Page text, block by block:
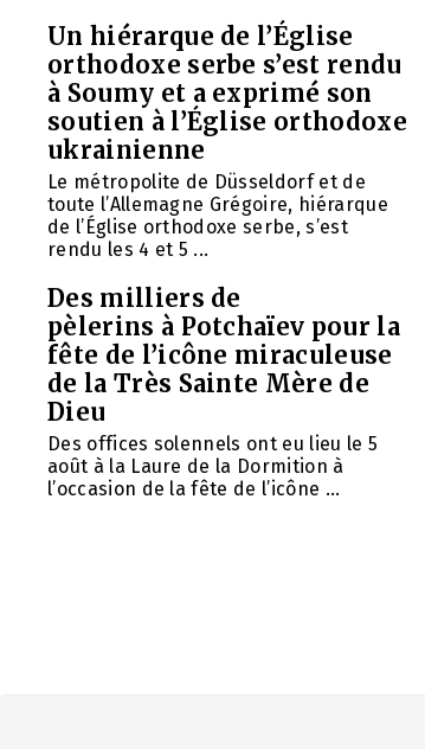
Un hiérarque de l’Église
orthodoxe serbe s’est rendu
à Soumy et a exprimé son
soutien à l’Église orthodoxe
ukrainienne
Le métropolite de Düsseldorf et de
toute l’Allemagne Grégoire, hiérarque
de l’Église orthodoxe serbe, s’est
rendu les 4 et 5 ...
Des milliers de
pèlerins à Potchaïev pour la
fête de l’icône miraculeuse
de la Très Sainte Mère de
Dieu
Des offices solennels ont eu lieu le 5
août à la Laure de la Dormition à
l’occasion de la fête de l’icône ...